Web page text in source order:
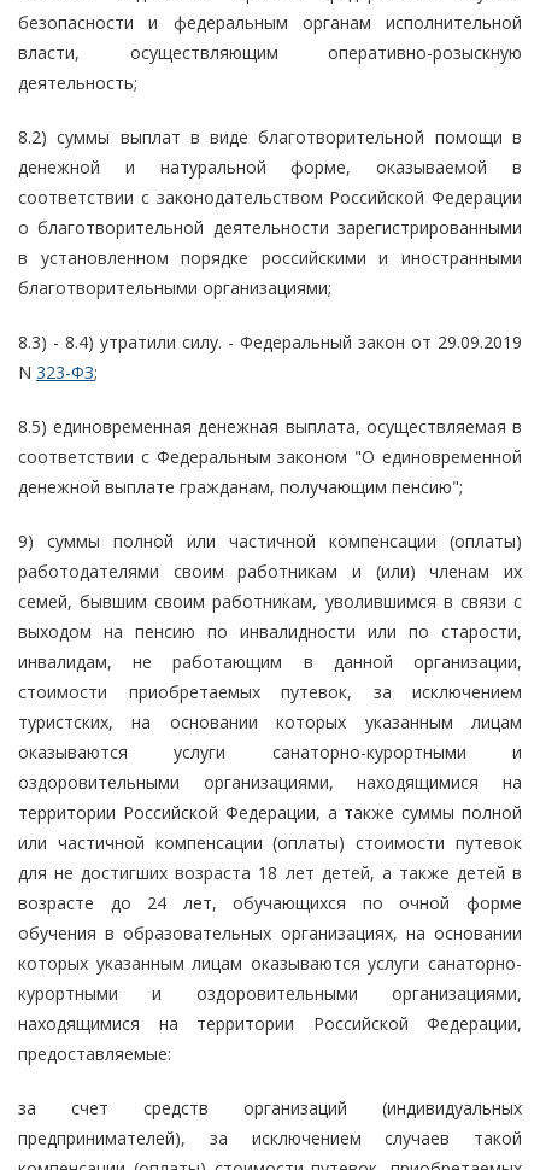
безопасности и федеральным органам исполнительной
власти, осуществляющим оперативно-розыскную
деятельность;
8.2) суммы выплат в виде благотворительной помощи в
денежной и натуральной форме, оказываемой в
соответствии с законодательством Российской Федерации
о благотворительной деятельности зарегистрированными
в установленном порядке российскими и иностранными
благотворительными организациями;
8.3) - 8.4) утратили силу. - Федеральный закон от 29.09.2019
N 323-ФЗ;
8.5) единовременная денежная выплата, осуществляемая в
соответствии с Федеральным законом "О единовременной
денежной выплате гражданам, получающим пенсию";
9) суммы полной или частичной компенсации (оплаты)
работодателями своим работникам и (или) членам их
семей, бывшим своим работникам, уволившимся в связи с
выходом на пенсию по инвалидности или по старости,
инвалидам, не работающим в данной организации,
стоимости приобретаемых путевок, за исключением
туристских, на основании которых указанным лицам
оказываются услуги санаторно-курортными и
оздоровительными организациями, находящимися на
территории Российской Федерации, а также суммы полной
или частичной компенсации (оплаты) стоимости путевок
для не достигших возраста 18 лет детей, а также детей в
возрасте до 24 лет, обучающихся по очной форме
обучения в образовательных организациях, на основании
которых указанным лицам оказываются услуги санаторно-
курортными и оздоровительными организациями,
находящимися на территории Российской Федерации,
предоставляемые:
за счет средств организаций (индивидуальных
предпринимателей), за исключением случаев такой